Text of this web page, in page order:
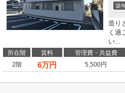
築
造り
く過
い...
所在階 賃料 管理費・共益費
2階
6万円 5,500円